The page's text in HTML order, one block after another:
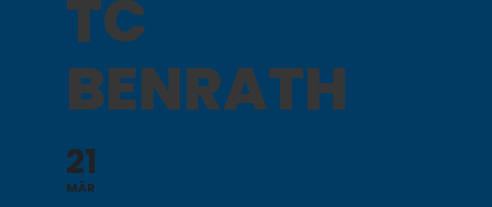
TC
BENRATH
21
MÄR